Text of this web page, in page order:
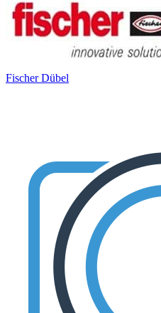
Fischer Dübel